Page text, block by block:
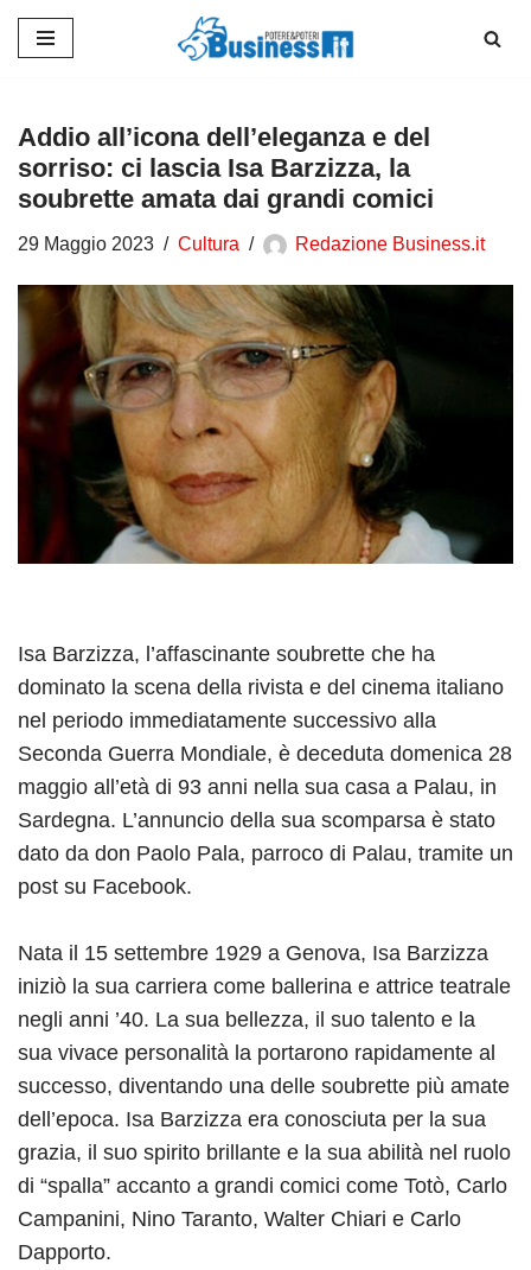
contenuto
Addio all’icona dell’eleganza e del
sorriso: ci lascia Isa Barzizza, la
soubrette amata dai grandi comici
29 Maggio 2023 Cultura Redazione Business.it
Isa Barzizza, l’affascinante soubrette che ha
dominato la scena della rivista e del cinema italiano
nel periodo immediatamente successivo alla
Seconda Guerra Mondiale, è deceduta domenica 28
maggio all’età di 93 anni nella sua casa a Palau, in
Sardegna. L’annuncio della sua scomparsa è stato
dato da don Paolo Pala, parroco di Palau, tramite un
post su Facebook.
Nata il 15 settembre 1929 a Genova, Isa Barzizza
iniziò la sua carriera come ballerina e attrice teatrale
negli anni ’40. La sua bellezza, il suo talento e la
sua vivace personalità la portarono rapidamente al
successo, diventando una delle soubrette più amate
dell’epoca. Isa Barzizza era conosciuta per la sua
grazia, il suo spirito brillante e la sua abilità nel ruolo
di “spalla” accanto a grandi comici come Totò, Carlo
Campanini, Nino Taranto, Walter Chiari e Carlo
Dapporto.